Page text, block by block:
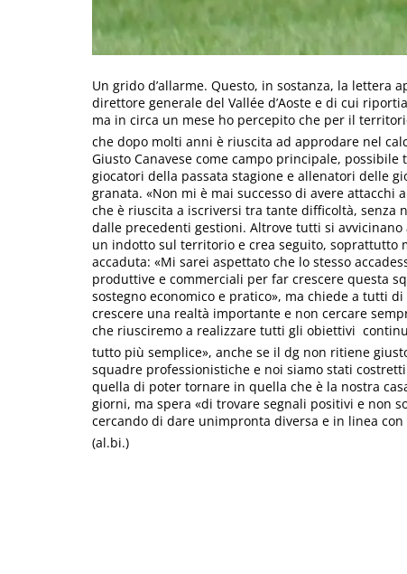
Un grido d’allarme. Questo, in sostanza, la lettera
direttore generale del Vallée d’Aoste e di cui
ma in circa un mese ho percepito che per il
che dopo molti anni è riuscita ad approdare nel
Giusto Canavese come campo principale,
giocatori della passata stagione e allenatori delle
granata. «Non mi è mai successo di avere attacchi
che è riuscita a iscriversi tra tante difficoltà,
dalle precedenti gestioni. Altrove tutti si
un indotto sul territorio e crea seguito, soprattutto
accaduta: «Mi sarei aspettato che lo stesso
produttive e commerciali per far crescere questa
sostegno economico e pratico», ma chiede a tutti
crescere una realtà importante e non cercare
che riusciremo a realizzare tutti gli obiettivi 
tutto più semplice», anche se il dg non ritiene
squadre professionistiche e noi siamo stati
quella di poter tornare in quella che è la nostra
giorni, ma spera «di trovare segnali positivi e non
cercando di dare unimpronta diversa e in linea
(al.bi.)